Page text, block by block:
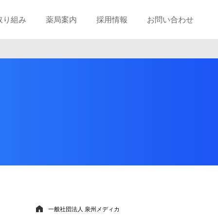
り組み 薬局案内 採用情報 お問い合わせ
一般社団法人 泉州メディカ